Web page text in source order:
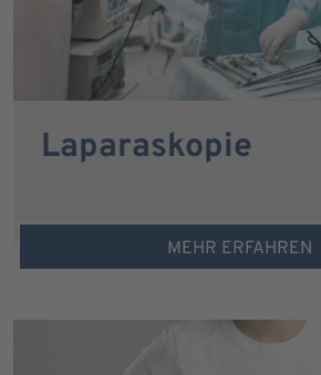
Laparaskopie
MEHR ERFAHREN